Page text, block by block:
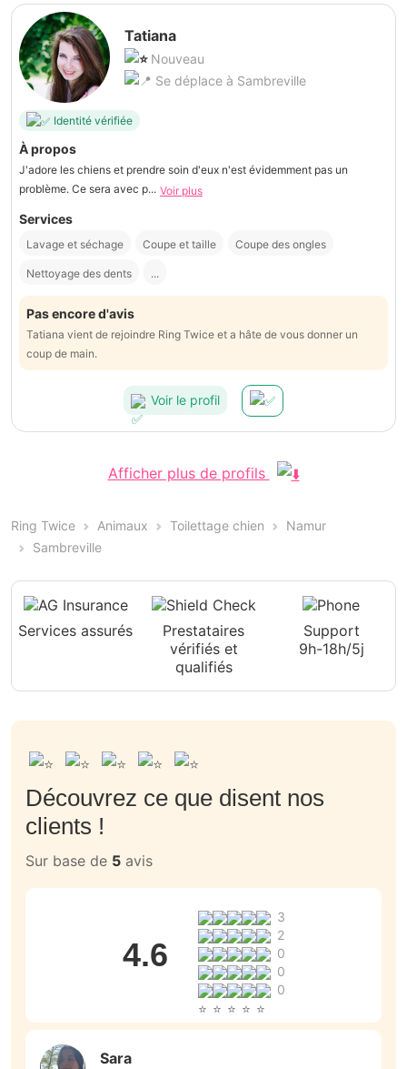
Tatiana
Nouveau
Se déplace à Sambreville
Identité vérifiée
À propos
J'adore les chiens et prendre soin d'eux n'est évidemment pas un
problème. Ce sera avec p... Voir plus
Services
Lavage et séchage Coupe et taille Coupe des ongles
Nettoyage des dents ...
Pas encore d'avis
Tatiana vient de rejoindre Ring Twice et a hâte de vous donner un
coup de main.
Voir le profil
Afficher plus de profils
Ring Twice Animaux Toilettage chien
Namur
Sambreville
Services assurés
Prestataires
vérifiés et
qualifiés
Support
9h-18h/5j
Découvrez ce que disent nos
clients !
Sur base de 5 avis
4.6
3
2
0
0
0
Sara